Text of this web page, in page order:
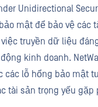
Unidirectional
mật để bảo vệ các
truyền dữ liệu
kinh doanh.
các lỗ hổng bảo mật
tài sản trọng yếu gặp